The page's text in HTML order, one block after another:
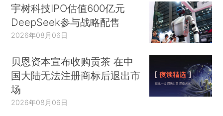
宇树科技IPO估值600亿元
DeepSeek参与战略配售
2026年08月06日
贝恩资本宣布收购贡茶 在中
国大陆无法注册商标后退出市
场
2026年08月06日